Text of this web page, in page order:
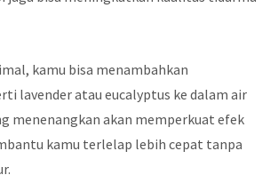
kamu bisa menambahkan
lavender atau eucalyptus ke dalam air
menenangkan akan memperkuat efek
kamu terlelap lebih cepat tanpa